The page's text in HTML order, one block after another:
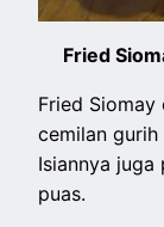
Fried
Fried
cemilan
Isiannya
puas.